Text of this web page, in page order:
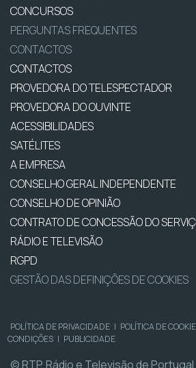
CONCURSOS
PERGUNTAS FREQUENTES
CONTACTOS
CONTACTOS
PROVEDORA DO TELESPECTADOR
PROVEDORA DO OUVINTE
ACESSIBILIDADES
SATÉLITES
A EMPRESA
CONSELHO GERAL INDEPENDENTE
CONSELHO DE OPINIÃO
CONTRATO DE CONCESSÃO DO
RÁDIO E TELEVISÃO
RGPD
GESTÃO DAS DEFINIÇÕES DE COOKIES
POLÍTICA DE PRIVACIDADE | POLÍTICA DE
CONDIÇÕES | PUBLICIDADE
© RTP, Rádio e Televisão de